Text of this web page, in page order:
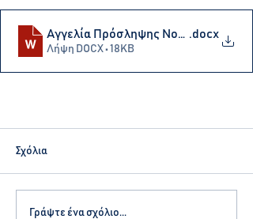
Αγγελία Πρόσληψης Νοσηλευτη
.docx
Λήψη DOCX • 18KB
Σχόλια
Γράψτε ένα σχόλιο...